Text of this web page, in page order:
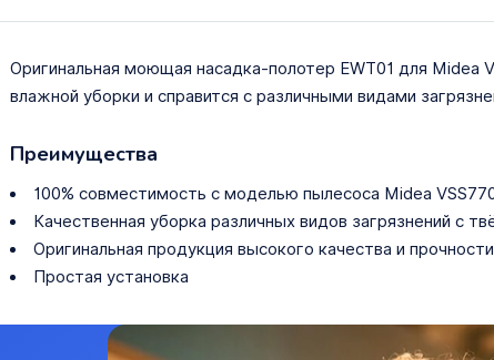
Оригинальная моющая насадка-полотер EWT01 для Midea
влажной уборки и справится с различными видами
Преимущества
100% совместимость с моделью пылесоса Midea
Качественная уборка различных видов загрязнений с
Оригинальная продукция высокого качества и прочности
Простая установка